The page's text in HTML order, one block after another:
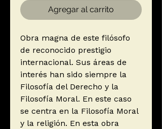
Agregar al carrito
Obra magna de este filósofo
de reconocido prestigio
internacional. Sus áreas de
interés han sido siempre la
Filosofía del Derecho y la
Filosofía Moral. En este caso
se centra en la Filosofía Moral
y la religión. En esta obra